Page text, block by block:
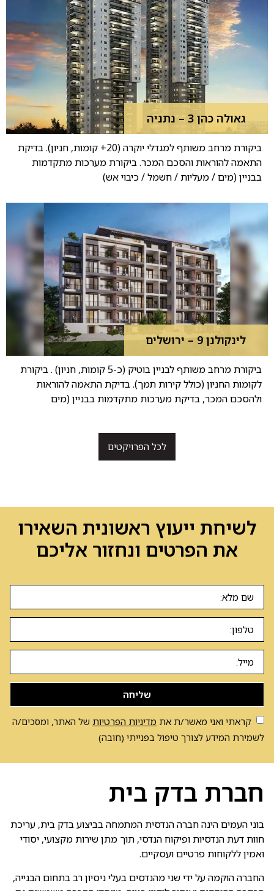
גאולה כהן 3 – נתניה
ביקורת מרחב משותף למגדלי יוקרה (20+ קומות, חניון). בדיקת
התאמה להוראות והסכם המכר. ביקורת מערכות מתקדמות
בבניין (מים / מעליות / חשמל / כיבוי אש)
לינקולנן 9 – ירושלים
ביקורת מרחב משותף לבניין בוטיק (כ-5 קומות, חניון) . ביקורת
לקומות החניון (כולל קירות תמך). בדיקת התאמה להוראות
ולהסכם המכר, בדיקת מערכות מתקדמות בבניין (מים
לכל הפרויקטים
לשיחת ייעוץ ראשונית השאירו
את הפרטים ונחזור אליכם
שליחה
קראתי ואני מאשר/ת את מדיניות הפרטיות של האתר, ומסכים/ה
לשמירת המידע לצורך טיפול בפנייתי (חובה)
חברת בדק בית
בוני העמים הינה חברה הנדסית המתמחה בביצוע בדק בית, עריכת
חוות דעת הנדסיות ופיקוח הנדסי, תוך מתן שירות מקצועי, יסודי
ואמין ללקוחות פרטיים ועסקיים.
החברה הוקמה על ידי שני מהנדסים בעלי ניסיון רב בתחום הבנייה,